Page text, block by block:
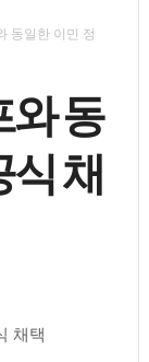
동일한 이민 정
동
식 채
채택